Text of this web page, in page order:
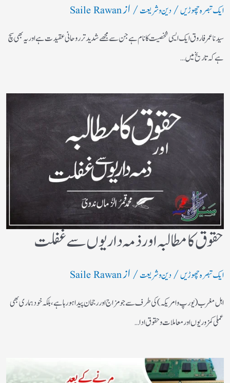
ایک تبصرہ چھوڑیں/دین و شریعت/ ازSaile Rawan
سیدنا عمر فاروق ایک ایسی شخصیت کا نام ہے جن سے مجھے شدید تر روحانی عقیدت ہے اور یہ بھی سچ
ہے کہ تاریخ میں…
حقوق کا مطالبہ اور ذمہ داریوں سے غفلت
ایک تبصرہ چھوڑیں/دین و شریعت/ ازSaile Rawan
اہل مغرب (یورپ و امریکہ)کی طرف سے جو مزاج اور رجحان پیدا ہورہا ہے، بلکہ خود ہماری بھی
عملی کمزوریوں اور معاملات و حقوق ادا…